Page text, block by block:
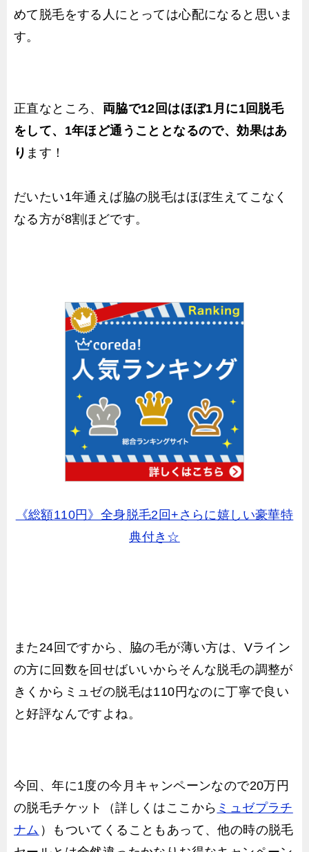
めて脱毛をする人にとっては心配になると思いま
す。
正直なところ、 両脇で12回はほぼ1月に1回脱毛
をして、1年ほど通うこととなるので、効果はあ
り ます！
だいたい1年通えば脇の脱毛はほぼ生えてこなく
なる方が8割ほどです。
《総額110円》全身脱毛2回+さらに嬉しい豪華特
典付き☆
また24回ですから、脇の毛が薄い方は、Vライン
の方に回数を回せばいいからそんな脱毛の調整が
きくからミュゼの脱毛は110円なのに丁寧で良い
と好評なんですよね。
今回、年に1度の今月キャンペーンなので20万円
の脱毛チケット（詳しくはここから ミュゼプラチ
ナム ）もついてくることもあって、他の時の脱毛